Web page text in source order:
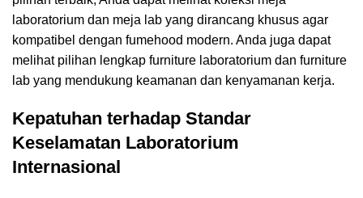
laboratorium dan meja lab yang dirancang khusus agar
kompatibel dengan fumehood modern. Anda juga dapat
melihat pilihan lengkap furniture laboratorium dan furniture
lab yang mendukung keamanan dan kenyamanan kerja.
Kepatuhan terhadap Standar
Keselamatan Laboratorium
Internasional